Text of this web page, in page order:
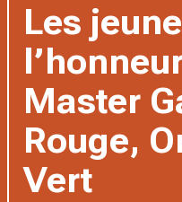
Les
Master
Rouge,
Vert